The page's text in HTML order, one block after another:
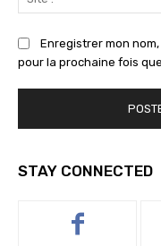
Enregistrer mon
pour la prochaine fois
STAY CONNECTED